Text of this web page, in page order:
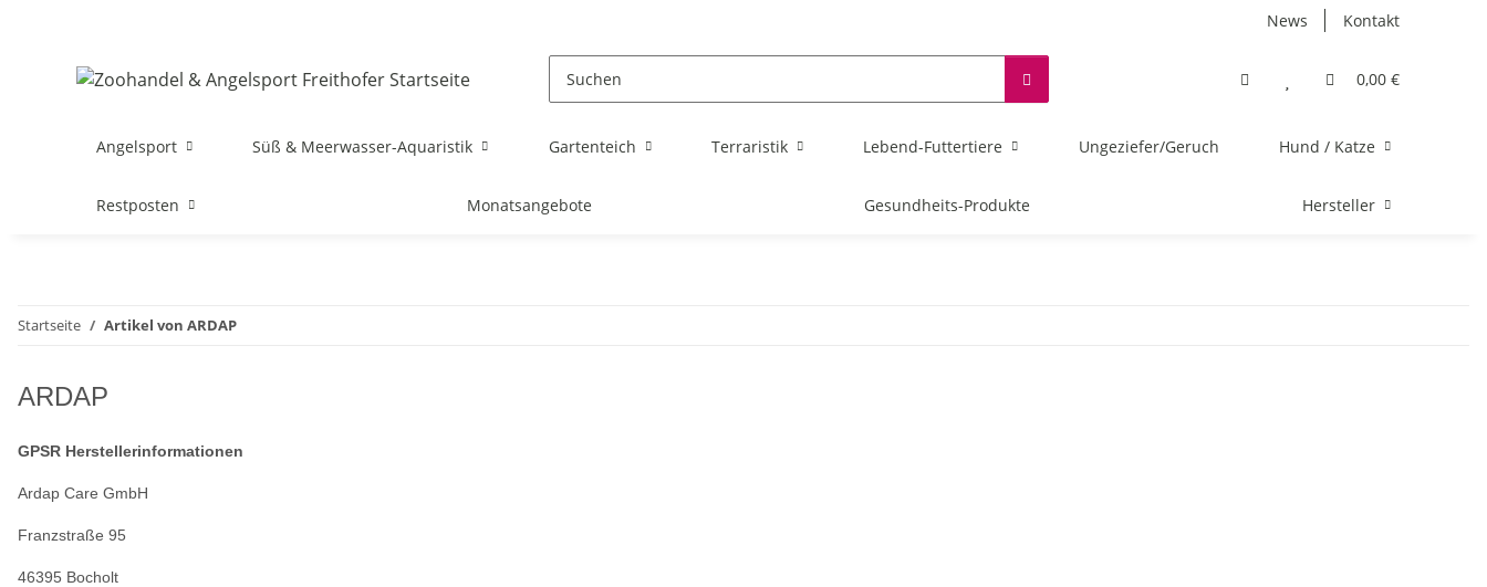
News Kontakt
0,00 €
Angelsport Süß & Meerwasser-Aquaristik Gartenteich Terraristik Lebend-Futtertiere Ungeziefer/Geruch Hund / Katze
Restposten Monatsangebote Gesundheits-Produkte Hersteller
Startseite Artikel von ARDAP
ARDAP
GPSR Herstellerinformationen
Ardap Care GmbH
Franzstraße 95
46395 Bocholt